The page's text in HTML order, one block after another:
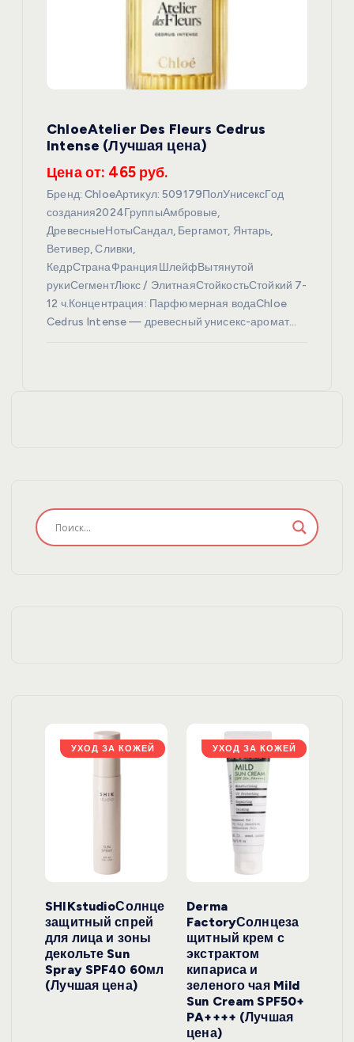
ChloeAtelier Des Fleurs Cedrus
Intense (Лучшая цена)
Цена от: 465 руб.
Бренд: ChloeАртикул: 509179ПолУнисексГод
создания2024ГруппыАмбровые,
ДревесныеНотыСандал, Бергамот, Янтарь,
Ветивер, Сливки,
КедрСтранаФранцияШлейфВытянутой
рукиСегментЛюкс / ЭлитнаяСтойкостьСтойкий 7-
12 ч.Концентрация: Парфюмерная водаChloe
Cedrus Intense — древесный унисекс-аромат…
УХОД ЗА КОЖЕЙ
SHIKstudioСолнце
защитный спрей
для лица и зоны
декольте Sun
Spray SPF40 60мл
(Лучшая цена)
УХОД ЗА КОЖЕЙ
Derma
FactoryСолнцеза
щитный крем с
экстрактом
кипариса и
зеленого чая Mild
Sun Cream SPF50+
PA++++ (Лучшая
цена)